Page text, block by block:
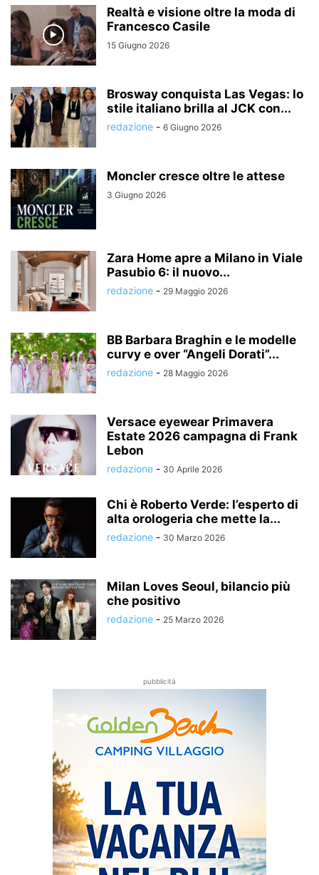
Realtà e visione oltre la moda di
Francesco Casile
15 Giugno 2026
Brosway conquista Las Vegas: lo
stile italiano brilla al JCK con...
redazione - 6 Giugno 2026
Moncler cresce oltre le attese
3 Giugno 2026
Zara Home apre a Milano in Viale
Pasubio 6: il nuovo...
redazione - 29 Maggio 2026
BB Barbara Braghin e le modelle
curvy e over “Angeli Dorati”...
redazione - 28 Maggio 2026
Versace eyewear Primavera
Estate 2026 campagna di Frank
Lebon
redazione - 30 Aprile 2026
Chi è Roberto Verde: l’esperto di
alta orologeria che mette la...
redazione - 30 Marzo 2026
Milan Loves Seoul, bilancio più
che positivo
redazione - 25 Marzo 2026
pubblicità